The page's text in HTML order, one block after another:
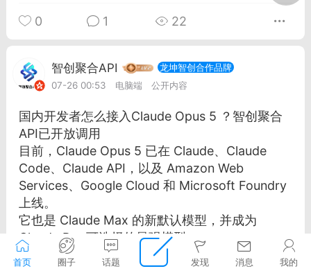
首页 圈子 话题 发现 消息 我的
0 1 22
智创聚合API
龙坤智创合作品牌
07-26 00:53
电脑端 公开内容
国内开发者怎么接入Claude Opus 5 ？智创聚合
API已开放调用
目前，Claude Opus 5 已在 Claude、Claude
Code、Claude API，以及 Amazon Web
Services、Google Cloud 和 Microsoft Foundry
上线。
它也是 Claude Max 的新默认模型，并成为
Claude Pro 可选择的最强模型。
对于更关注接入效率、调用成本和企业报销流程